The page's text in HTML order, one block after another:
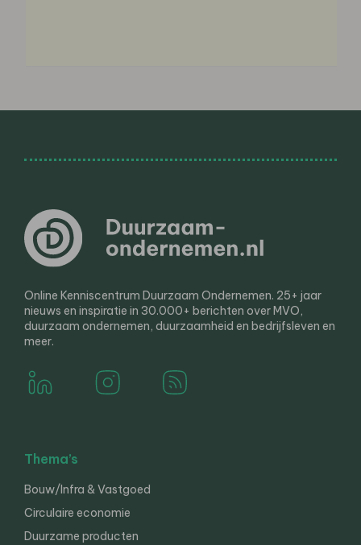
Online Kenniscentrum Duurzaam Ondernemen. 25+ jaar
nieuws en inspiratie in 30.000+ berichten over MVO,
duurzaam ondernemen, duurzaamheid en bedrijfsleven en
meer.
Thema’s
Bouw/Infra & Vastgoed
Circulaire economie
Duurzame producten